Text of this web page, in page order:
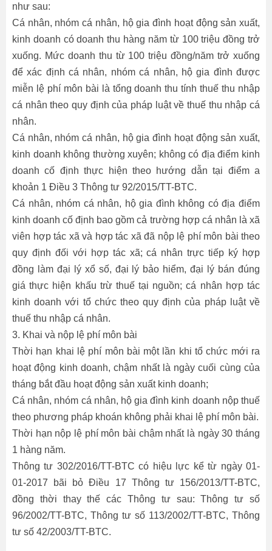
như sau:
Cá nhân, nhóm cá nhân, hộ gia đình hoạt động sản xuất,
kinh doanh có doanh thu hàng năm từ 100 triệu đồng trở
xuống. Mức doanh thu từ 100 triệu đồng/năm trở xuống
để xác định cá nhân, nhóm cá nhân, hộ gia đình được
miễn lệ phí môn bài là tổng doanh thu tính thuế thu nhập
cá nhân theo quy định của pháp luật về thuế thu nhập cá
nhân.
Cá nhân, nhóm cá nhân, hộ gia đình hoạt động sản xuất,
kinh doanh không thường xuyên; không có địa điểm kinh
doanh cố định thực hiện theo hướng dẫn tại điểm a
khoản 1 Điều 3 Thông tư 92/2015/TT-BTC.
Cá nhân, nhóm cá nhân, hộ gia đình không có địa điểm
kinh doanh cố định bao gồm cả trường hợp cá nhân là xã
viên hợp tác xã và hợp tác xã đã nộp lệ phí môn bài theo
quy định đối với hợp tác xã; cá nhân trực tiếp ký hợp
đồng làm đại lý xổ số, đại lý bảo hiểm, đại lý bán đúng
giá thực hiện khấu trừ thuế tại nguồn; cá nhân hợp tác
kinh doanh với tổ chức theo quy định của pháp luật về
thuế thu nhập cá nhân.
3. Khai và nộp lệ phí môn bài
Thời hạn khai lệ phí môn bài một lần khi tổ chức mới ra
hoạt động kinh doanh, chậm nhất là ngày cuối cùng của
tháng bắt đầu hoạt động sản xuất kinh doanh;
Cá nhân, nhóm cá nhân, hộ gia đình kinh doanh nộp thuế
theo phương pháp khoán không phải khai lệ phí môn bài.
Thời hạn nộp lệ phí môn bài chậm nhất là ngày 30 tháng
1 hàng năm.
Thông tư 302/2016/TT-BTC có hiệu lực kể từ ngày 01-
01-2017 bãi bỏ Điều 17 Thông tư 156/2013/TT-BTC,
đồng thời thay thế các Thông tư sau: Thông tư số
96/2002/TT-BTC, Thông tư số 113/2002/TT-BTC, Thông
tư số 42/2003/TT-BTC.